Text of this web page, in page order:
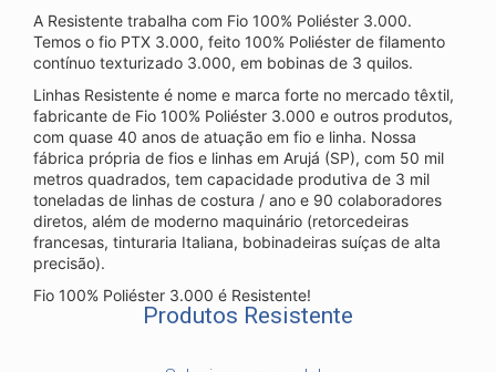
A Resistente trabalha com Fio 100% Poliéster 3.000.
Temos o fio PTX 3.000, feito 100% Poliéster de filamento
contínuo texturizado 3.000, em bobinas de 3 quilos.
Linhas Resistente é nome e marca forte no mercado têxtil,
fabricante de Fio 100% Poliéster 3.000 e outros produtos,
com quase 40 anos de atuação em fio e linha. Nossa
fábrica própria de fios e linhas em Arujá (SP), com 50 mil
metros quadrados, tem capacidade produtiva de 3 mil
toneladas de linhas de costura / ano e 90 colaboradores
diretos, além de moderno maquinário (retorcedeiras
francesas, tinturaria Italiana, bobinadeiras suíças de alta
precisão).
Fio 100% Poliéster 3.000 é Resistente!
Produtos Resistente